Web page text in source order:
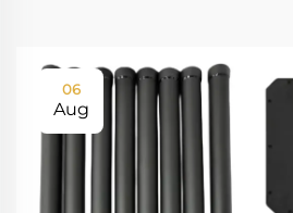
06
Aug